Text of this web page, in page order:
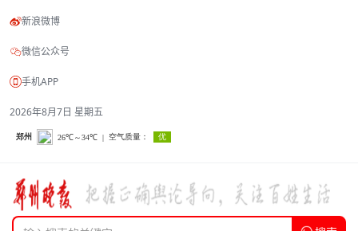
新浪微博
微信公众号
手机APP
2026年8月7日 星期五